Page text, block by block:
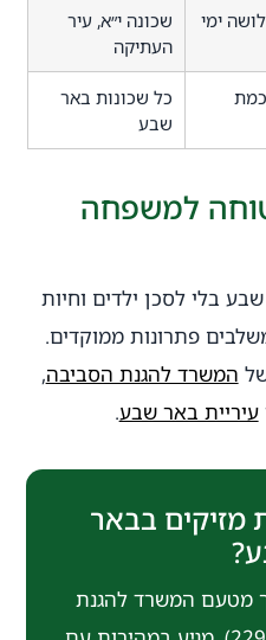
ימי
שכונה י״א, עיר
העתיקה
כל שכונות באר
שבע
למשפחה
בלי לסכן ילדים וחיות
פתרונות ממוקדים.
המשרד להגנת הסביבה,
עיריית באר שבע.
מזיקים בבאר
מטעם המשרד להגנת